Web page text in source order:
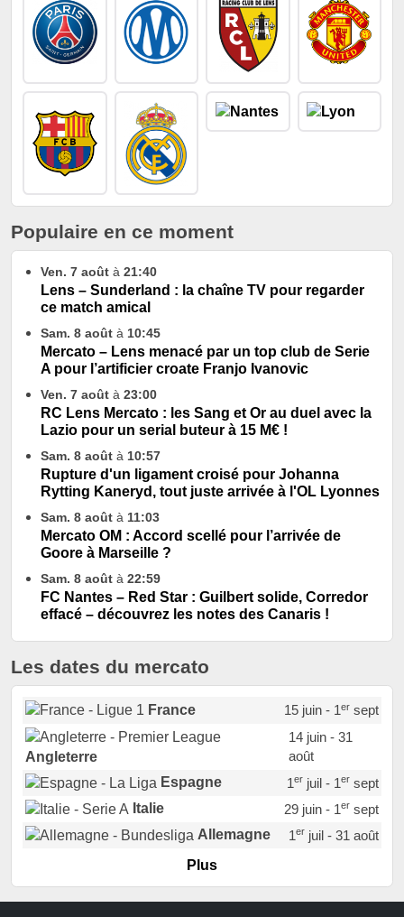
Populaire en ce moment
Ven. 7 août à 21:40
Lens – Sunderland : la chaîne TV pour regarder
ce match amical
Sam. 8 août à 10:45
Mercato – Lens menacé par un top club de Serie
A pour l’artificier croate Franjo Ivanovic
Ven. 7 août à 23:00
RC Lens Mercato : les Sang et Or au duel avec la
Lazio pour un serial buteur à 15 M€ !
Sam. 8 août à 10:57
Rupture d'un ligament croisé pour Johanna
Rytting Kaneryd, tout juste arrivée à l'OL Lyonnes
Sam. 8 août à 11:03
Mercato OM : Accord scellé pour l’arrivée de
Goore à Marseille ?
Sam. 8 août à 22:59
FC Nantes – Red Star : Guilbert solide, Corredor
effacé – découvrez les notes des Canaris !
Les dates du mercato
France 15 juin - 1ersept
Angleterre
14 juin - 31
août
Espagne
1erjuil - 1ersept
Italie
29 juin - 1ersept
Allemagne
1erjuil - 31 août
Portugal
Pays-Bas
22 juin - 2 sept
Plus